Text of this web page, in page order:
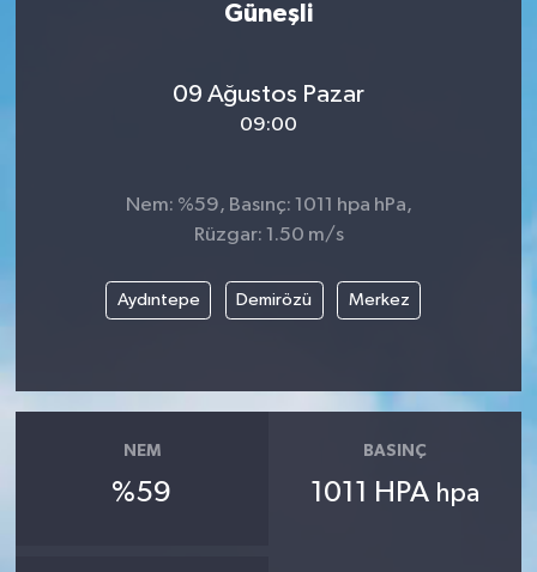
Güneşli
09 Ağustos Pazar
09:00
Nem: %59, Basınç: 1011 hpa hPa,
Rüzgar: 1.50 m/s
Aydıntepe Demirözü Merkez
NEM
%59
BASINÇ
1011 HPA hpa